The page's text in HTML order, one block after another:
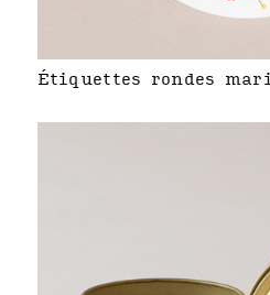
Étiquettes rondes